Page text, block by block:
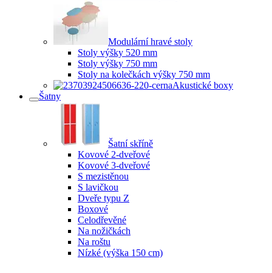
Modulární hravé stoly
Stoly výšky 520 mm
Stoly výšky 750 mm
Stoly na kolečkách výšky 750 mm
Akustické boxy
Šatny
Šatní skříně
Kovové 2-dveřové
Kovové 3-dveřové
S mezistěnou
S lavičkou
Dveře typu Z
Boxové
Celodřevěné
Na nožičkách
Na roštu
Nízké (výška 150 cm)